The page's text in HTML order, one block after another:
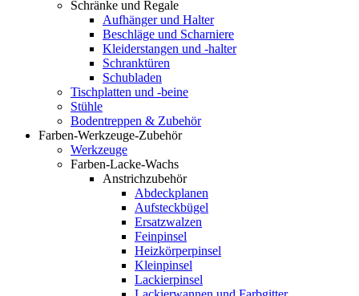
Schränke und Regale
Aufhänger und Halter
Beschläge und Scharniere
Kleiderstangen und -halter
Schranktüren
Schubladen
Tischplatten und -beine
Stühle
Bodentreppen & Zubehör
Farben-Werkzeuge-Zubehör
Werkzeuge
Farben-Lacke-Wachs
Anstrichzubehör
Abdeckplanen
Aufsteckbügel
Ersatzwalzen
Feinpinsel
Heizkörperpinsel
Kleinpinsel
Lackierpinsel